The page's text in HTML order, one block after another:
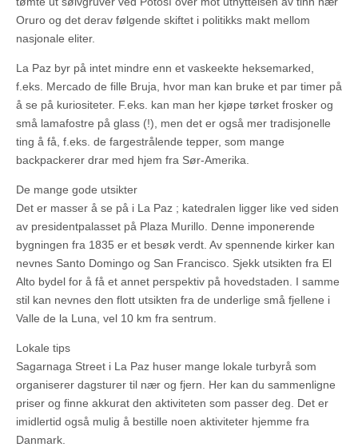
Oruro og det derav følgende skiftet i politikks makt mellom
nasjonale eliter.
La Paz byr på intet mindre enn et vaskeekte heksemarked,
f.eks. Mercado de fille Bruja, hvor man kan bruke et par timer på
å se på kuriositeter. F.eks. kan man her kjøpe tørket frosker og
små lamafostre på glass (!), men det er også mer tradisjonelle
ting å få, f.eks. de fargestrålende tepper, som mange
backpackerer drar med hjem fra Sør-Amerika.
De mange gode utsikter
Det er masser å se på i La Paz ; katedralen ligger like ved siden
av presidentpalasset på Plaza Murillo. Denne imponerende
bygningen fra 1835 er et besøk verdt. Av spennende kirker kan
nevnes Santo Domingo og San Francisco. Sjekk utsikten fra El
Alto bydel for å få et annet perspektiv på hovedstaden. I samme
stil kan nevnes den flott utsikten fra de underlige små fjellene i
Valle de la Luna, vel 10 km fra sentrum.
Lokale tips
Sagarnaga Street i La Paz huser mange lokale turbyrå som
organiserer dagsturer til nær og fjern. Her kan du sammenligne
priser og finne akkurat den aktiviteten som passer deg. Det er
imidlertid også mulig å bestille noen aktiviteter hjemme fra
Danmark.